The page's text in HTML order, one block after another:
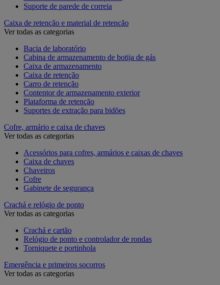
Suporte de parede de correia
Caixa de retenção e material de retenção
Ver todas as categorias
Bacia de laboratório
Cabina de armazenamento de botija de gás
Caixa de armazenamento
Caixa de retenção
Carro de retenção
Contentor de armazenamento exterior
Plataforma de retenção
Suportes de extração para bidões
Cofre, armário e caixa de chaves
Ver todas as categorias
Acessórios para cofres, armários e caixas de chaves
Caixa de chaves
Chaveiros
Cofre
Gabinete de segurança
Crachá e relógio de ponto
Ver todas as categorias
Crachá e cartão
Relógio de ponto e controlador de rondas
Torniquete e portinhola
Emergência e primeiros socorros
Ver todas as categorias